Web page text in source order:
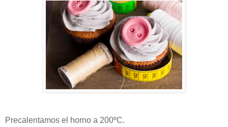
Precalentamos el horno a 200ºC.